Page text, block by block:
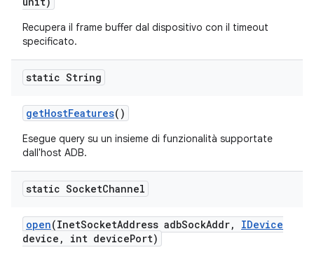
Recupera il frame buffer dal dispositivo con il timeout
specificato.
static String
getHostFeatures()
Esegue query su un insieme di funzionalità supportate
dall'host ADB.
static SocketChannel
open(InetSocketAddress adbSockAddr,
IDevice
device , int devicePort)